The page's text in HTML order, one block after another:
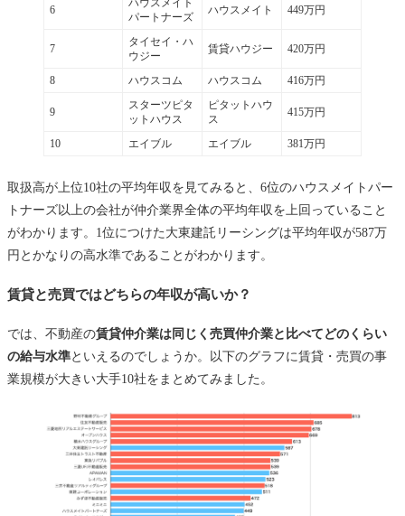
6
ハウスメイト
パートナーズ
ハウスメイト 449万円
7
タイセイ・ハ
ウジー
賃貸ハウジー 420万円
8 ハウスコム ハウスコム 416万円
9
スターツピタ
ットハウス
ピタットハウ
ス
415万円
10 エイブル エイブル 381万円
取扱高が上位10社の平均年収を見てみると、6位のハウスメイトパー
トナーズ以上の会社が仲介業界全体の平均年収を上回っていること
がわかります。1位につけた大東建託リーシングは平均年収が587万
円とかなりの高水準であることがわかります。
賃貸と売買ではどちらの年収が高いか？
では、不動産の賃貸仲介業は同じく売買仲介業と比べてどのくらい
の給与水準といえるのでしょうか。以下のグラフに賃貸・売買の事
業規模が大きい大手10社をまとめてみました。